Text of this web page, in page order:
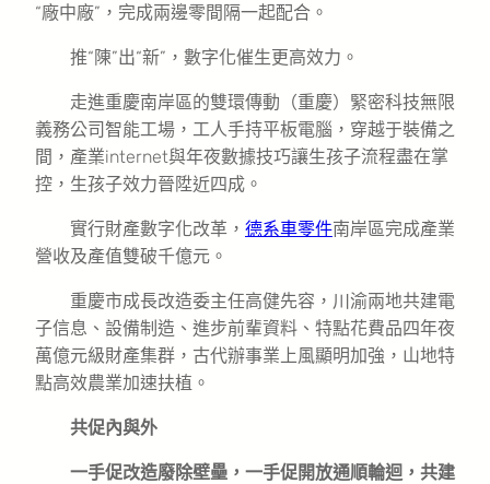
“廠中廠”，完成兩邊零間隔一起配合。
推“陳”出“新”，數字化催生更高效力。
走進重慶南岸區的雙環傳動（重慶）緊密科技無限
義務公司智能工場，工人手持平板電腦，穿越于裝備之
間，產業internet與年夜數據技巧讓生孩子流程盡在掌
控，生孩子效力晉陞近四成。
實行財產數字化改革， 德系車零件南岸區完成產業
營收及產值雙破千億元。
重慶市成長改造委主任高健先容，川渝兩地共建電
子信息、設備制造、進步前輩資料、特點花費品四年夜
萬億元級財產集群，古代辦事業上風顯明加強，山地特
點高效農業加速扶植。
共促內與外
一手促改造廢除壁壘，一手促開放通順輪迴，共建